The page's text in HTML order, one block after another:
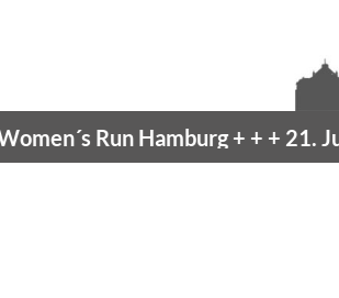
Run Hamburg+ + +21. Juni